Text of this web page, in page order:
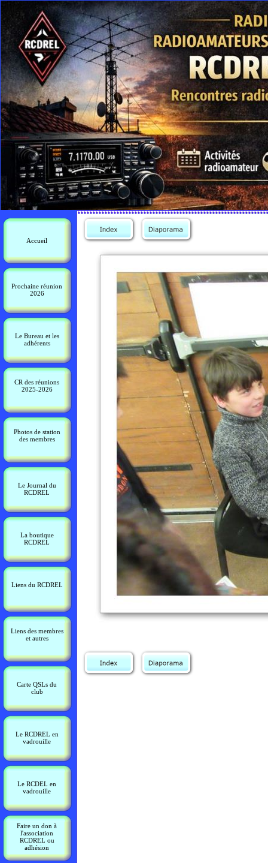
Accueil
Prochaine réunion
2026
Le Bureau et les
adhérents
CR des réunions
2025-2026
Photos de station
des membres
Le Journal du
RCDREL
La boutique
RCDREL
Liens du RCDREL
Liens des membres
et autres
Carte QSLs du
club
Le RCDREL en
vadrouille
Le RCDEL en
vadrouille
Faire un don à
l'association
RCDREL ou
adhésion